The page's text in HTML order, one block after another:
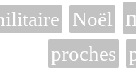
Noël
proches